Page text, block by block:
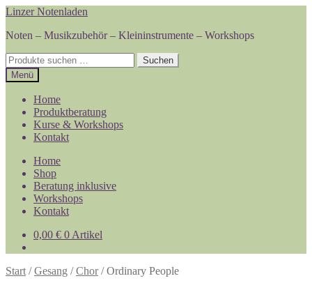
Zur
springen
Zum
springen
Linzer Notenladen
Noten – Musikzubehör – Kleininstrumente – Workshops
Suchen
nach:
Suchen
Menü
Home
Produktberatung
Kurse & Workshops
Kontakt
Home
Shop
Beratung inklusive
Workshops
Kontakt
0,00 € 0 Artikel
Start /Gesang /Chor/Ordinary People